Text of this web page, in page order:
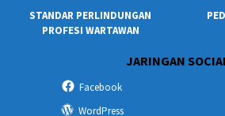
STANDAR PERLINDUNGAN
PROFESI WARTAWAN
JARINGAN
Facebook
WordPress